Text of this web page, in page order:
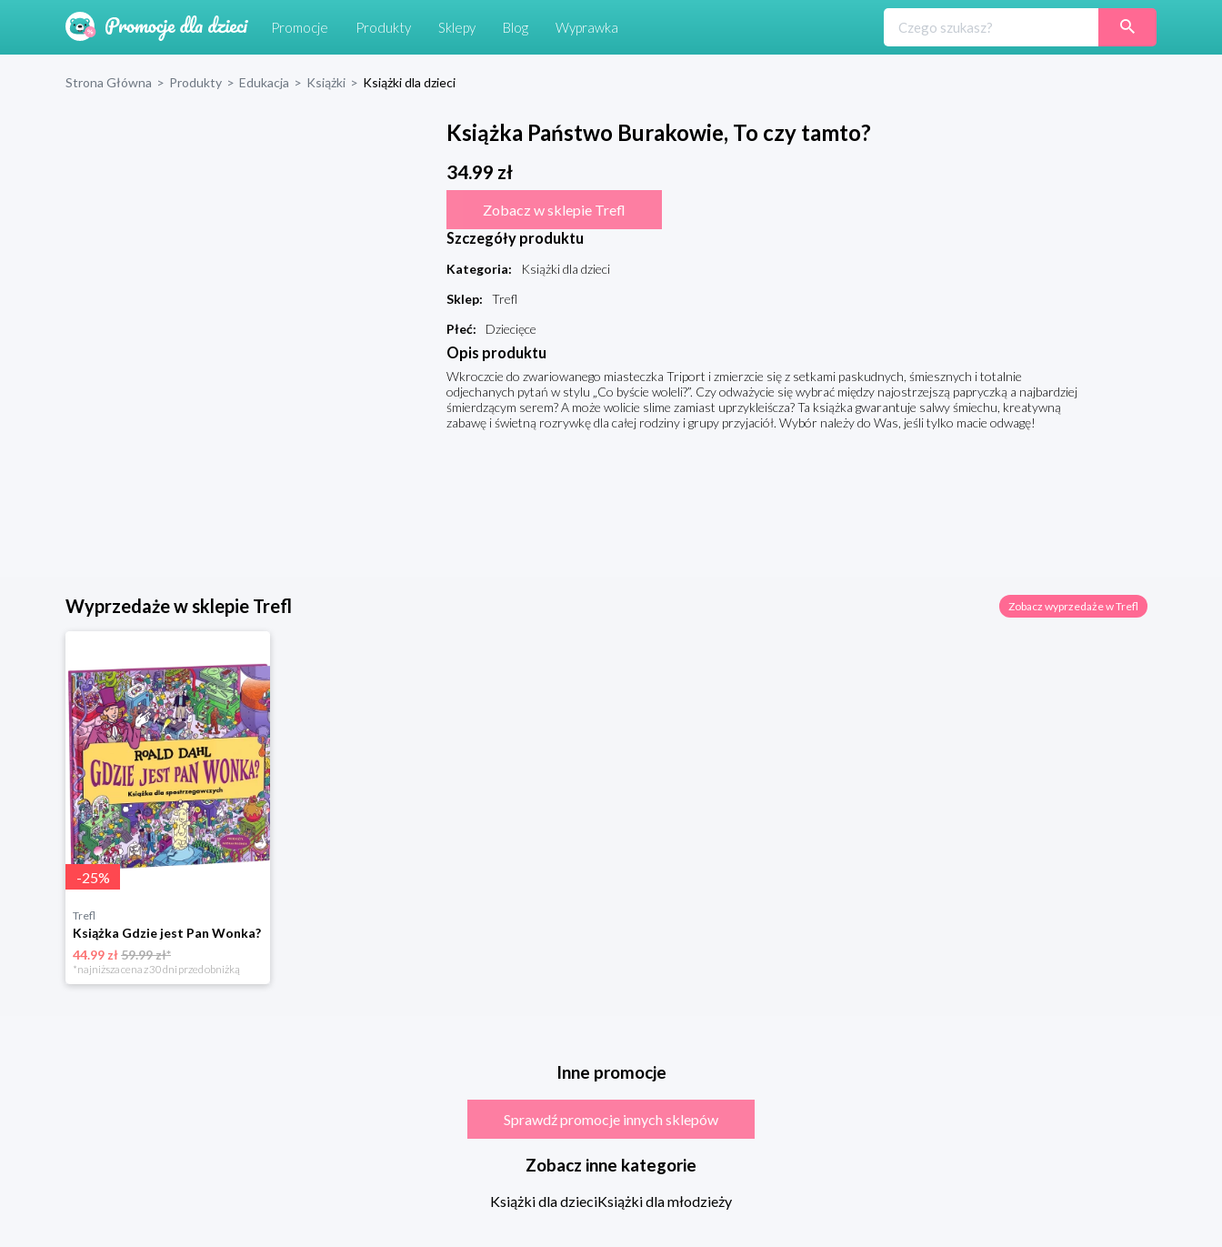
Promocje Produkty Sklepy Blog Wyprawka
Strona Główna > Produkty > Edukacja > Książki > Książki dla dzieci
Książka Państwo Burakowie, To czy tamto?
34.99 zł
Zobacz w sklepie Trefl
Szczegóły produktu
Kategoria:
Książki dla dzieci
Sklep:
Trefl
Płeć: Dziecięce
Opis produktu
Wkroczcie do zwariowanego miasteczka Triport i zmierzcie się z setkami paskudnych, śmiesznych i totalnie
odjechanych pytań w stylu „Co byście woleli?”. Czy odważycie się wybrać między najostrzejszą papryczką a najbardziej
śmierdzącym serem? A może wolicie slime zamiast uprzykleiścza? Ta książka gwarantuje salwy śmiechu, kreatywną
zabawę i świetną rozrywkę dla całej rodziny i grupy przyjaciół. Wybór należy do Was, jeśli tylko macie odwagę!
Wyprzedaże w sklepie Trefl Zobacz wyprzedaże w Trefl
-25%
Trefl
Książka Gdzie jest Pan Wonka?
44.99 zł59.99 zł*
*najniższa cena z 30 dni przed obniżką
Inne promocje
Sprawdź promocje innych sklepów
Zobacz inne kategorie
Książki dla dzieciKsiążki dla młodzieży